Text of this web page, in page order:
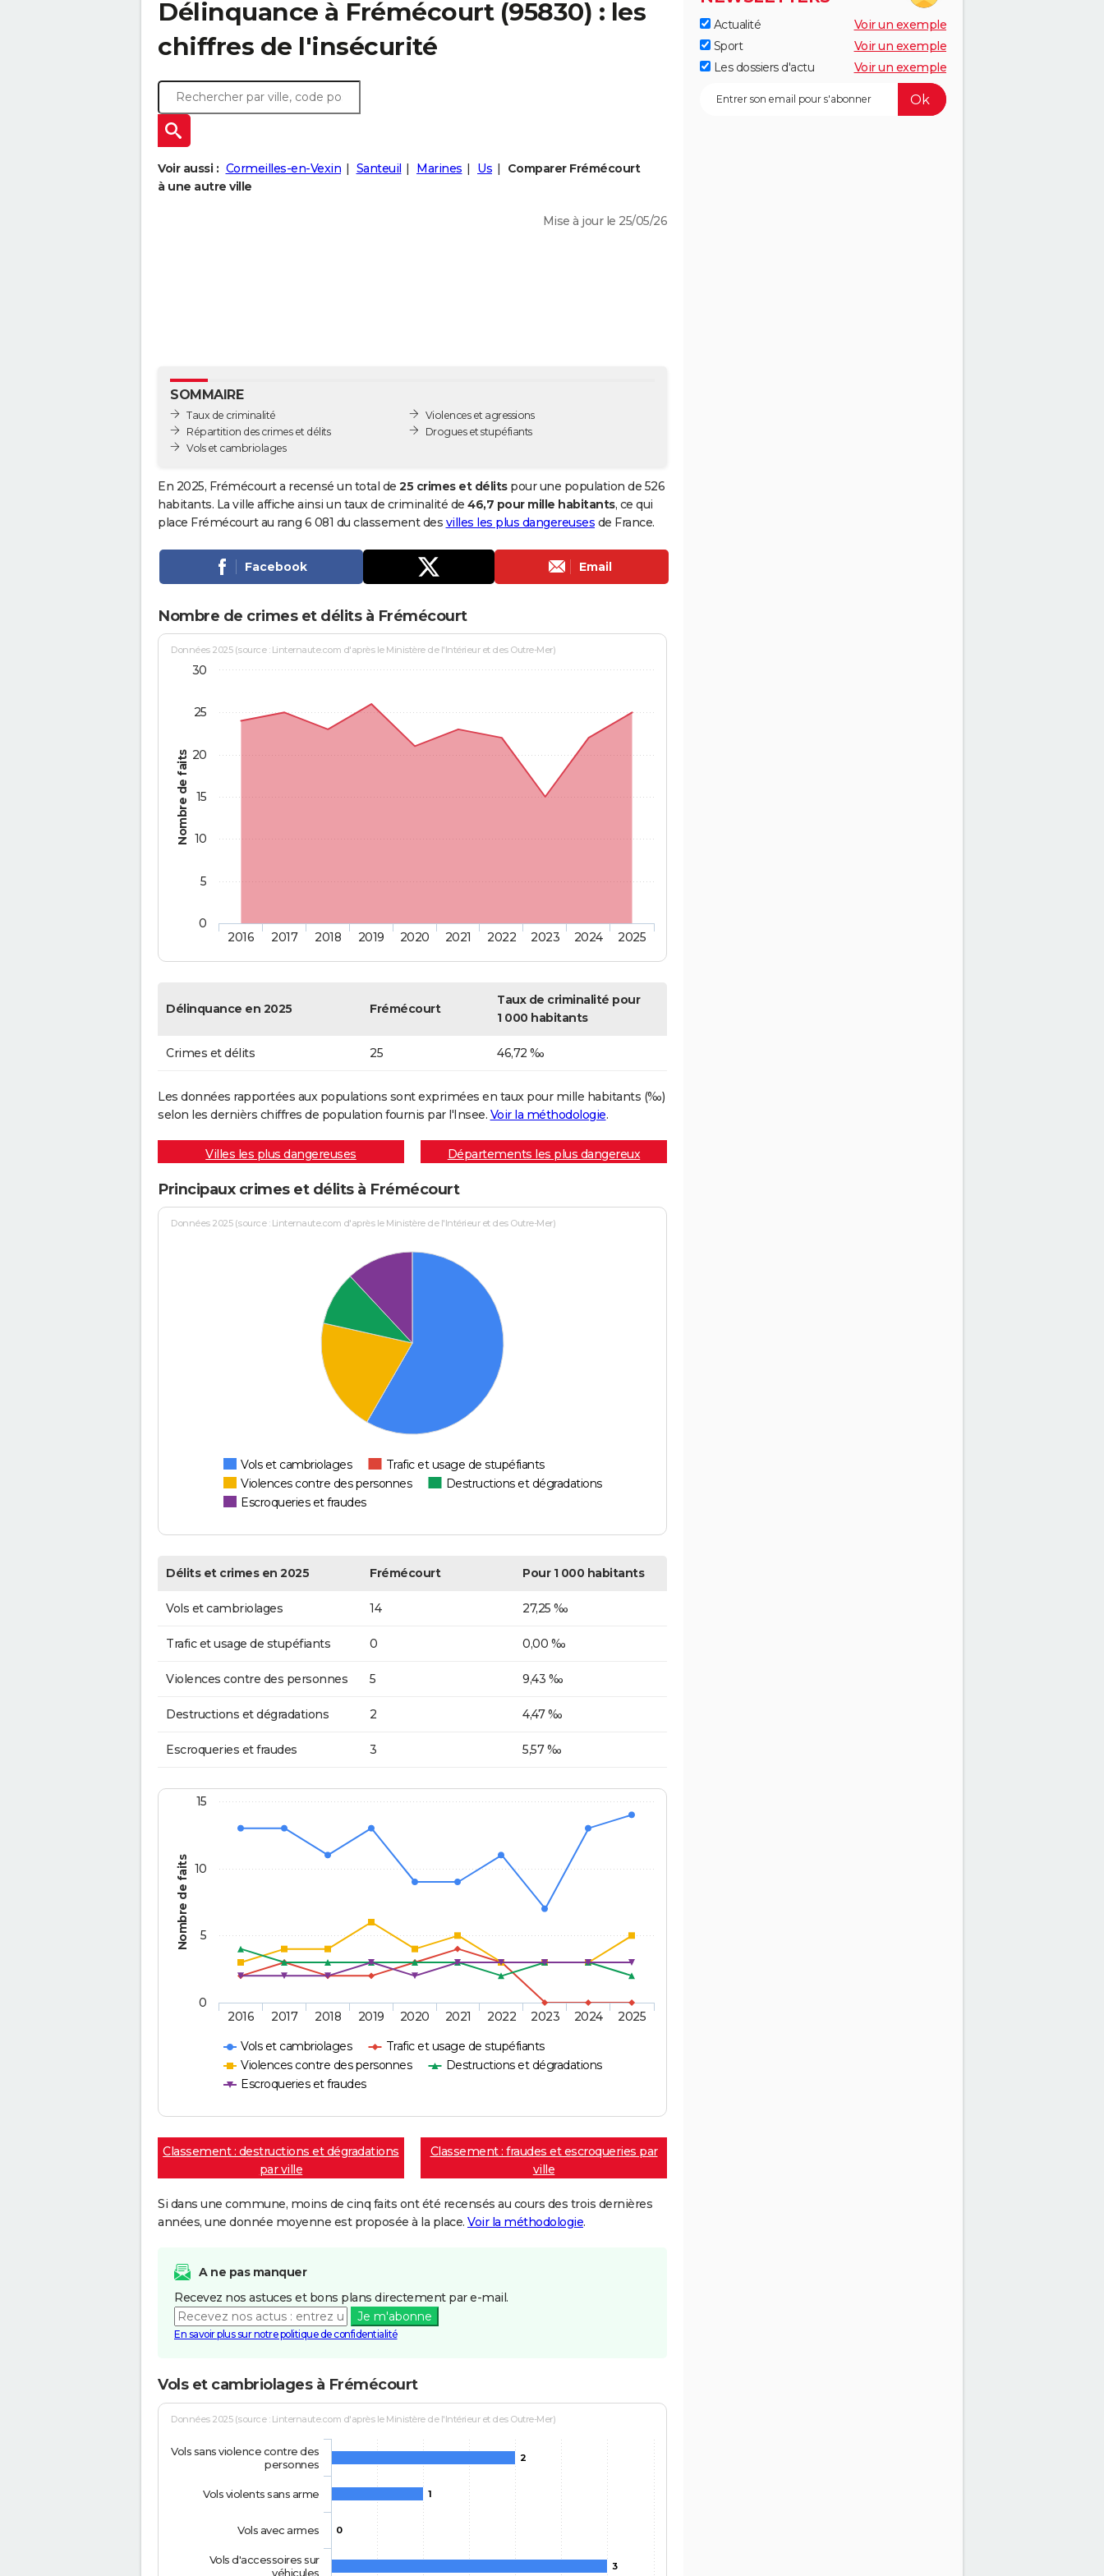
Délinquance à Frémécourt(95830) : les
chiffres de l'insécurité
Voir aussi : Cormeilles-en-Vexin Santeuil Marines Us
Comparer Frémécourt
à une autre ville
Mise à jour le 25/05/26
SOMMAIRE
Taux de criminalité
Répartition des crimes et délits
Vols et cambriolages
Violences et agressions
Drogues et stupéfiants
En 2025, Frémécourt a recensé un total de 25 crimes et délitspour une population de 526
habitants. La ville affiche ainsi un taux de criminalité de 46,7 pour mille habitants, ce qui
place Frémécourt au rang 6 081 du classement des villes les plus dangereuses de France.
Facebook Email
Nombre de crimes et délits à Frémécourt
Nombre de faits
Données 2025 (source : Linternaute.com d'après le Ministère de l'Intérieur et des Outre-Mer)
2016 2017 2018 2019 2020 2021 2022 2023 2024 2025
0
5
10
15
20
25
30
Délinquance en 2025 Frémécourt
Taux de criminalité pour
1 000 habitants
Crimes et délits 25 46,72 ‰
Les données rapportées aux populations sont exprimées en taux pour mille habitants (‰)
selon les dernièrs chiffres de population fournis par l'Insee. Voir la méthodologie.
Villes les plus dangereuses Départements les plus dangereux
Principaux crimes et délits à Frémécourt
Données 2025 (source : Linternaute.com d'après le Ministère de l'Intérieur et des Outre-Mer)
Vols et cambriolages
Trafic et usage de stupéfiants
Violences contre des personnes
Destructions et dégradations
Escroqueries et fraudes
Délits et crimes en 2025 Frémécourt Pour 1 000 habitants
Vols et cambriolages 14 27,25 ‰
Trafic et usage de stupéfiants 0 0,00 ‰
Violences contre des personnes 5 9,43 ‰
Destructions et dégradations 2 4,47 ‰
Escroqueries et fraudes 3 5,57 ‰
Nombre de faits
Vols et cambriolages
Trafic et usage de stupéfiants
Violences contre des personnes
Destructions et dégradations
Escroqueries et fraudes
2016 2017 2018 2019 2020 2021 2022 2023 2024 2025
0
5
10
15
Classement : destructions et dégradations
par ville
Classement : fraudes et escroqueries par
ville
Si dans une commune, moins de cinq faits ont été recensés au cours des trois dernières
années, une donnée moyenne est proposée à la place. Voir la méthodologie.
A ne pas manquer
Recevez nos astuces et bons plans directement par e-mail.
Je m'abonne
En savoir plus sur notre politique de confidentialité
Vols et cambriolages à Frémécourt
Données 2025 (source : Linternaute.com d'après le Ministère de l'Intérieur et des Outre-Mer)
2
1
0
3
Vols sans violence contre des
personnes
Vols violents sans arme
Vols avec armes
Vols d'accessoires sur
véhicules
Actualité
Voir un exemple
Sport
Voir un exemple
Les dossiers d'actu
Voir un exemple